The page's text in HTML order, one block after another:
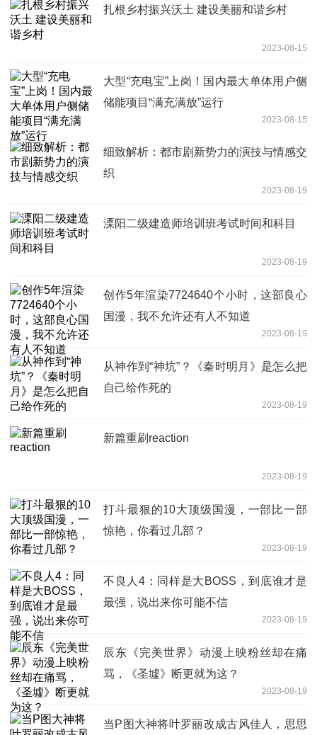
扎根乡村振兴沃土 建设美丽和谐乡村
2023-08-15
大型“充电宝”上岗！国内最大单体用户侧
储能项目“满充满放”运行
2023-08-15
细致解析：都市剧新势力的演技与情感交
织
2023-08-19
溧阳二级建造师培训班考试时间和科目
2023-08-19
创作5年渲染7724640个小时，这部良心
国漫，我不允许还有人不知道
2023-08-19
从神作到“神坑”？《秦时明月》是怎么把
自己给作死的
2023-08-19
新篇重刷reaction
2023-08-19
打斗最狠的10大顶级国漫，一部比一部
惊艳，你看过几部？
2023-08-19
不良人4：同样是大BOSS，到底谁才是
最强，说出来你可能不信
2023-08-19
辰东《完美世界》动漫上映粉丝却在痛
骂，《圣墟》断更就为这？
2023-08-19
当P图大神将叶罗丽改成古风佳人，思思